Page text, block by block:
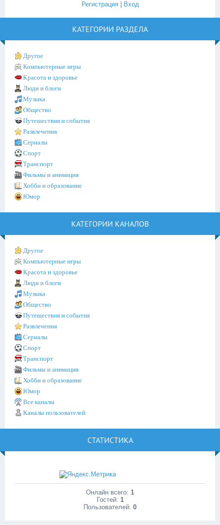
Регистрация| Вход
КАТЕГОРИИ РАЗДЕЛА
Другое
Компьютерные игры
Красота и здоровье
Люди и блоги
Музыка
Общество
Путешествия и события
Развлечения
Сериалы
Спорт
Транспорт
Фильмы и анимация
Хобби и образование
Юмор
КАТЕГОРИИ КАНАЛОВ
Другое
Компьютерные игры
Красота и здоровье
Люди и блоги
Музыка
Общество
Путешествия и события
Развлечения
Сериалы
Спорт
Транспорт
Фильмы и анимация
Хобби и образование
Юмор
Все каналы
Каналы пользователей
СТАТИСТИКА
Онлайн всего: 1
Гостей: 1
Пользователей: 0